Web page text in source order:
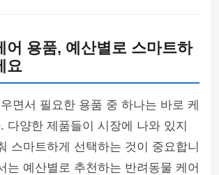
어 용품, 예산별로 스마트하
요
면서 필요한 용품 중 하나는 바로 케
다양한 제품들이 시장에 나와 있지
스마트하게 선택하는 것이 중요합니
는 예산별로 추천하는 반려동물 케어